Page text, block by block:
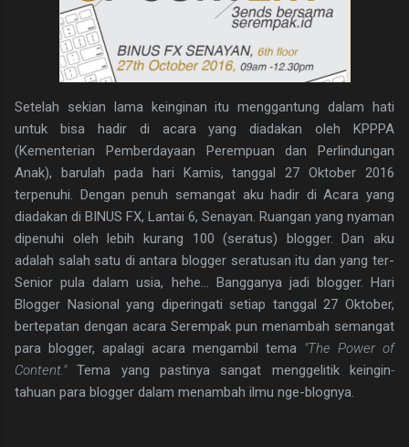
Setelah sekian lama keinginan itu menggantung dalam hati
untuk bisa hadir di acara yang diadakan oleh KPPPA
(Kementerian Pemberdayaan Perempuan dan Perlindungan
Anak), barulah pada hari Kamis, tanggal 27 Oktober 2016
terpenuhi. Dengan penuh semangat aku hadir di Acara yang
diadakan di BINUS FX, Lantai 6, Senayan. Ruangan yang nyaman
dipenuhi oleh lebih kurang 100 (seratus) blogger. Dan aku
adalah salah satu di antara blogger seratusan itu dan yang ter-
Senior pula dalam usia, hehe... Bangganya jadi blogger. Hari
Blogger Nasional yang diperingati setiap tanggal 27 Oktober,
bertepatan dengan acara Serempak pun menambah semangat
para blogger, apalagi acara mengambil tema "The Power of
Content."Tema yang pastinya sangat menggelitik keingin-
tahuan para blogger dalam menambah ilmu nge-blognya.